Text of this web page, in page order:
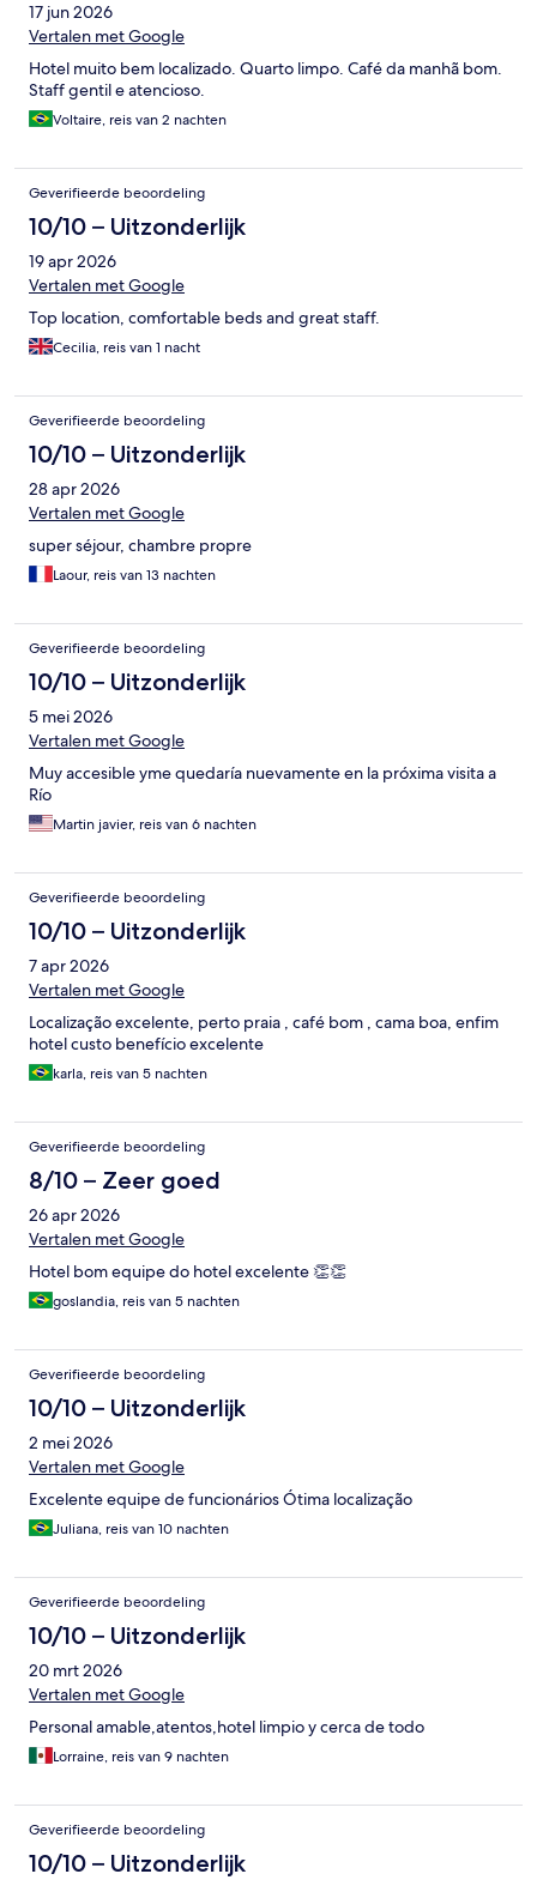
17 jun 2026
Vertalen met Google
Hotel muito bem localizado. Quarto limpo. Café da manhã bom.
Staff gentil e atencioso.
Voltaire, reis van 2 nachten
Geverifieerde beoordeling
10/10 – Uitzonderlijk
19 apr 2026
Vertalen met Google
Top location, comfortable beds and great staff.
Cecilia, reis van 1 nacht
Geverifieerde beoordeling
10/10 – Uitzonderlijk
28 apr 2026
Vertalen met Google
super séjour, chambre propre
Laour, reis van 13 nachten
Geverifieerde beoordeling
10/10 – Uitzonderlijk
5 mei 2026
Vertalen met Google
Muy accesible yme quedaría nuevamente en la próxima visita a
Río
Martin javier, reis van 6 nachten
Geverifieerde beoordeling
10/10 – Uitzonderlijk
7 apr 2026
Vertalen met Google
Localização excelente, perto praia , café bom , cama boa, enfim
hotel custo benefício excelente
karla, reis van 5 nachten
Geverifieerde beoordeling
8/10 – Zeer goed
26 apr 2026
Vertalen met Google
Hotel bom equipe do hotel excelente 👏👏
goslandia, reis van 5 nachten
Geverifieerde beoordeling
10/10 – Uitzonderlijk
2 mei 2026
Vertalen met Google
Excelente equipe de funcionários Ótima localização
Juliana, reis van 10 nachten
Geverifieerde beoordeling
10/10 – Uitzonderlijk
20 mrt 2026
Vertalen met Google
Personal amable,atentos,hotel limpio y cerca de todo
Lorraine, reis van 9 nachten
Geverifieerde beoordeling
10/10 – Uitzonderlijk